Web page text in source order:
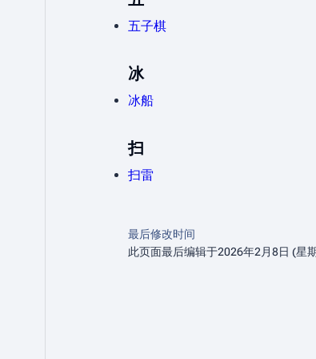
五子棋
冰
冰船
扫
扫雷
最后修改时间
此页面最后编辑于2026年2月8日 (星